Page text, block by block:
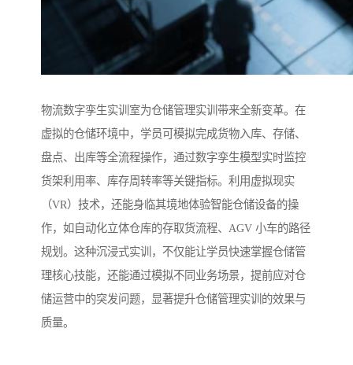
物流数字孪生实训室为仓储管理实训带来全新变革。在
虚拟的仓储环境中，学员可模拟完成货物入库、存储、
盘点、出库等全流程操作，通过数字孪生模型实时监控
货架利用率、库存周转率等关键指标。利用虚拟现实
（VR）技术，还能身临其境地体验智能仓储设备的操
作，如自动化立体仓库的存取货流程、AGV 小车的路径
规划。这种沉浸式实训，不仅能让学员快速掌握仓储管
理核心技能，还能通过模拟不同业务场景，提前应对仓
储运营中的突发问题，显著提升仓储管理实训的效果与
质量。